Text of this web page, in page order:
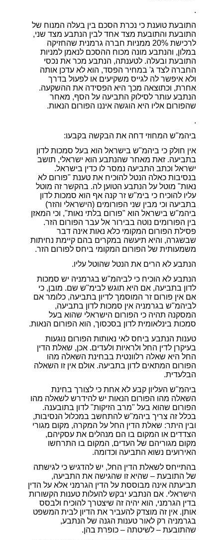
.
התובעת טוענת כי נכרת הסכם בין בעלה המנוח של
התובעת והתובעת מצד אחד לבין הנתבע מצד שני,
לרכישת 20% ממניות חברה גרמנית שהחזיקה
במלון, והנתבע מונה מכוח ההסכם לנאמן למניות
התובעת ובעלה. לטענתה, הנתבע מכר את נכסי
החברה לצד ג' במחיר הפסד, הוא לא עדכן אותה
ולא איפשר לה לגייס משקיעים או לפעול בדרך
אחרת, וכתוצאה מכך היא הפסידה את ההשקעה.
הנתבע עותר לסילוק התביעה על הסף, מאחר
שהפורום אליו היא הוגשה איננו הפורום הנאות.
.
ביהמ"ש המחוזי דחה את הבקשה בקבעו:
אין חולק כי ביהמ"ש בישראל הוא בעל סמכות לדון
בתביעה. זאת מאחר שהנתבע הוא ישראלי, תושב
ישראל וכתב התביעה נמסר לו כדין בישראל.
בנסיבות כאלה הנטל להוכיח את טענת "פורום לא
נאות" מוטל על הנתבע הטוען לה. בהקשר זה מוטל
עליו להוכיח כי בימ"ש זר קנה אף הוא סמכות לדון
בתביעה וכי מבין שני הפורומים (הישראלי והזר)
ביהמ"ש בישראל הוא "פורום בלתי נאות", וכי המאזן
בין הפורומים נוטה בבירור אל עבר הפורום הזר.
פסילת הפורום המקומי כלא נאות אינה דבר
שבשגרה, והיא תיעשה במקרים בהם קיימת נחיתות
משמעותית של הפורום המקומי ביחס לפורום הזר.
הנתבע לא הרים את הנטל שהוטל עליו.
הנתבע לא הוכיח כי לביהמ"ש בגרמניה יש סמכות
לדון בתביעה, אם היא תוגש לבימ"ש שם. מובן, כי
אם אין פורום זר המוסמך לדיון בתביעה, כלומר אם
לביהמ"ש בגרמניה אין סמכות לדון בתביעה,
המסקנה תהיה כי הפורום הישראלי שהוא בעל
סמכות בינלאומית לדון בסכסוך, הוא הפורום הנאות.
טענות הנתבע ביחס לאי נאותות הפורום נוגעות
בעיקרן לדין החל ולראיות ולעדים. אכן, שאלת הדין
החל היא שאלה רלוונטית בבחינת השאלה מהו
הפורום המתאים לדון בתביעה. אולם אין זו השאלה
הבלעדית.
ביהמ"ש העליון קבע לא אחת כי לצורך בחינת
השאלה מהו הפורום הנאות יש להידרש לשאלה מהו
הפורום שהוא בעל "מרב הזיקות" לדון בתובענה.
בכלל זה צריך ביהמ"ש להתחשב במכלול הנסיבות,
ובין היתר: שאלת הדין החל על המקרה, מקום מגורי
הצדדים או המקום בו הם מנהלים את עסקיהם,
מקום מגוריהם של העדים, המקום בו התרחשו
האירועים נשוא התביעה וכדומה.
בהתייחס לשאלת הדין החל, יש להדגיש כי לגישתה
של התובעת – שהיא זו שהגישה את התביעה,
תביעתה אינה מבוססת על הדין הגרמני אלא על הדין
הישראלי. אם הנתבע יבקש להעלות טענות הקשורות
בדין הגרמני, הוא יהיה זה שיצטרך להוכיח ולבסס
אותן. אין זה מוצדק להעביר את הדיון לבית המשפט
בגרמניה רק לאור טענות הגנה של הנתבע,
שהתובעת – לשיטתה – כופרת בהן.